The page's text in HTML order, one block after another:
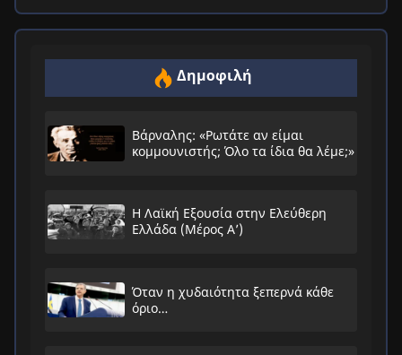
Δημοφιλή
Βάρναλης: «Ρωτάτε αν είμαι
κομμουνιστής; Όλο τα ίδια θα λέμε;»
Η Λαϊκή Εξουσία στην Ελεύθερη
Ελλάδα (Μέρος Α’)
Όταν η χυδαιότητα ξεπερνά κάθε
όριο…